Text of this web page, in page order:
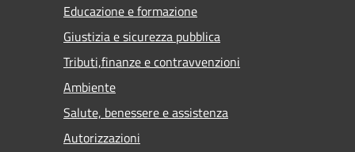
Educazione e formazione
Giustizia e sicurezza pubblica
Tributi,finanze e contravvenzioni
Ambiente
Salute, benessere e assistenza
Autorizzazioni